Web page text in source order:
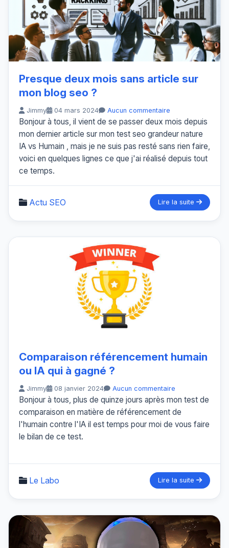
Presque deux mois sans article sur
mon blog seo ?
Jimmy 04 mars 2024 Aucun commentaire
Bonjour à tous, il vient de se passer deux mois depuis
mon dernier article sur mon test seo grandeur nature
IA vs Humain , mais je ne suis pas resté sans rien faire,
voici en quelques lignes ce que j'ai réalisé depuis tout
ce temps.
Actu SEO Lire la suite
Comparaison référencement humain
ou IA qui à gagné ?
Jimmy 08 janvier 2024 Aucun commentaire
Bonjour à tous, plus de quinze jours après mon test de
comparaison en matière de référencement de
l'humain contre l'IA il est temps pour moi de vous faire
le bilan de ce test.
Le Labo Lire la suite